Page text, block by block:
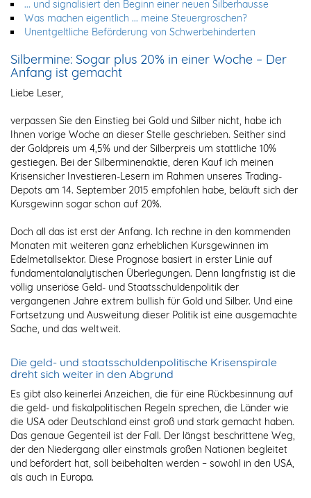
... und signalisiert den Beginn einer neuen Silberhausse
Was machen eigentlich ... meine Steuergroschen?
Unentgeltliche Beförderung von Schwerbehinderten
Silbermine: Sogar plus 20% in einer Woche – Der
Anfang ist gemacht
Liebe Leser,
verpassen Sie den Einstieg bei Gold und Silber nicht, habe ich
Ihnen vorige Woche an dieser Stelle geschrieben. Seither sind
der Goldpreis um 4,5% und der Silberpreis um stattliche 10%
gestiegen. Bei der Silberminenaktie, deren Kauf ich meinen
Krisensicher Investieren-Lesern im Rahmen unseres Trading-
Depots am 14. September 2015 empfohlen habe, beläuft sich der
Kursgewinn sogar schon auf 20%.
Doch all das ist erst der Anfang. Ich rechne in den kommenden
Monaten mit weiteren ganz erheblichen Kursgewinnen im
Edelmetallsektor. Diese Prognose basiert in erster Linie auf
fundamentalanalytischen Überlegungen. Denn langfristig ist die
völlig unseriöse Geld- und Staatsschuldenpolitik der
vergangenen Jahre extrem bullish für Gold und Silber. Und eine
Fortsetzung und Ausweitung dieser Politik ist eine ausgemachte
Sache, und das weltweit.
Die geld- und staatsschuldenpolitische Krisenspirale
dreht sich weiter in den Abgrund
Es gibt also keinerlei Anzeichen, die für eine Rückbesinnung auf
die geld- und fiskalpolitischen Regeln sprechen, die Länder wie
die USA oder Deutschland einst groß und stark gemacht haben.
Das genaue Gegenteil ist der Fall. Der längst beschrittene Weg,
der den Niedergang aller einstmals großen Nationen begleitet
und befördert hat, soll beibehalten werden – sowohl in den USA,
als auch in Europa.